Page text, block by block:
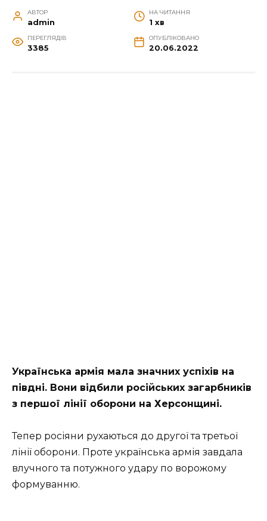
АВТОР
admin
НА ЧИТАННЯ
1 хв
ПЕРЕГЛЯДІВ
3385
ОПУБЛІКОВАНО
20.06.2022
Українська армія мала значних успіхів на
півдні. Вони відбили російських загарбників
з першої лінії оборони на Херсонщині.
Тепер росіяни рухаються до другої та третьої
лінії оборони. Проте українська армія завдала
влучного та потужного удару по ворожому
формуванню.